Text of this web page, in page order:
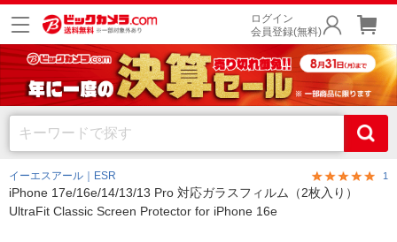
ログイン
会員登録(無料)
イーエスアール｜ESR 1
iPhone 17e/16e/14/13/13 Pro 対応ガラスフィルム（2枚入り）
UltraFit Classic Screen Protector for iPhone 16e